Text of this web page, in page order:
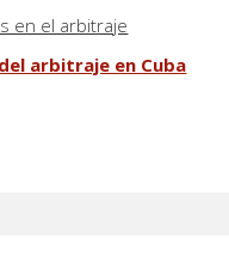
en el arbitraje
arbitraje en Cuba